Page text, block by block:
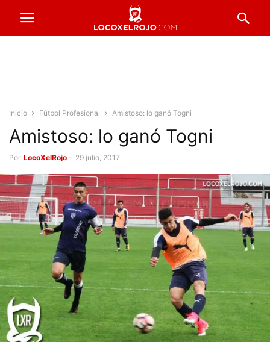
Inicio Fútbol Profesional Amistoso: lo ganó Togni
Amistoso: lo ganó Togni
Por LocoXelRojo - 29 julio, 2017